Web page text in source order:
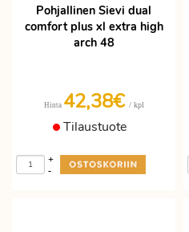
Pohjallinen Sievi dual
comfort plus xl extra high
arch 48
Hinta 42,38€ / kpl
Tilaustuote
-
+